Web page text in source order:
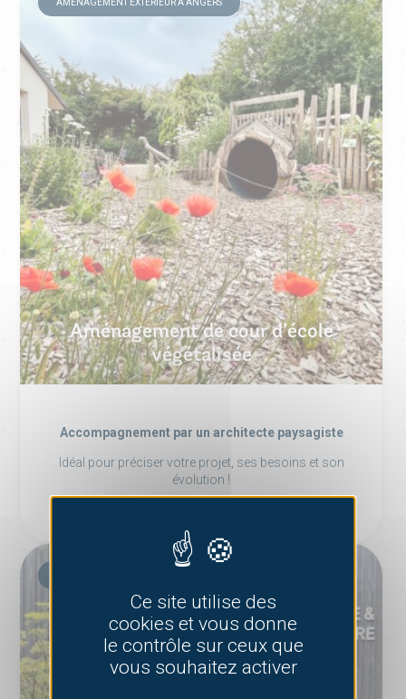
Aménagement de cour d’école
végétalisée
AMÉNAGEMENT EXTÉRIEUR À ANGERS
Accompagnement par un architecte paysagiste
Idéal pour préciser votre projet, ses besoins et son
évolution !
Ce site utilise des
cookies et vous donne
le contrôle sur ceux que
vous souhaitez activer